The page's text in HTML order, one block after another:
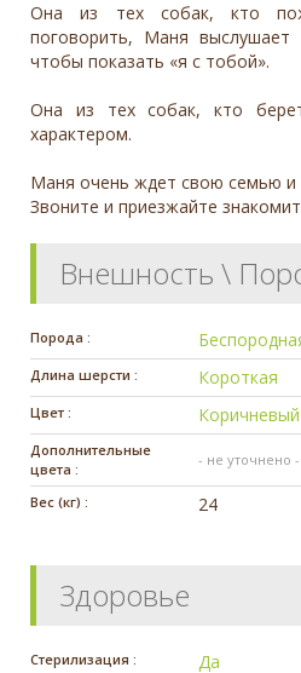
Она из тех собак, кто
поговорить, Маня
чтобы показать «я с тобой».
Она из тех собак, кто
характером.
Маня очень ждет свою семью и
Звоните и приезжайте
Внешность \
Порода :
Длина шерсти : Короткая
Цвет : Коричневый
Дополнительные
цвета :
- не уточнено -
Вес (кг) : 24
Здоровье
Стерилизация : Да